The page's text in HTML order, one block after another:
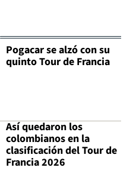
Pogacar se alzó con su
quinto Tour de Francia
Así quedaron los
colombianos en la
clasificación del Tour de
Francia 2026